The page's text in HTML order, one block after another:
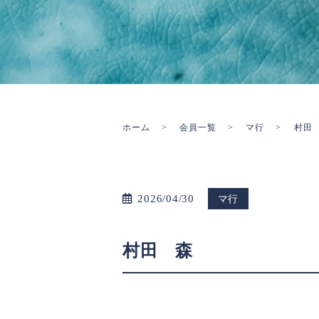
ホーム 会員一覧 マ行 村田
2026/04/30 マ行
村田 森